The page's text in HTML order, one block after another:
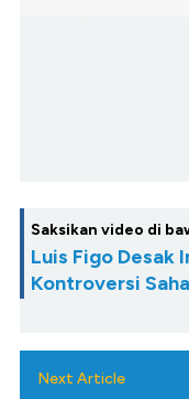
Saksikan video di
Luis Figo Desak
Kontroversi
Next Article